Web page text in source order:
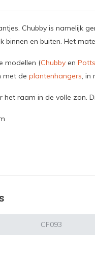
Chubby is namelijk
binnen en buiten. Het
modellen (Chubby en Potts
met de plantenhangers, in
raam in de volle zon.
CF093